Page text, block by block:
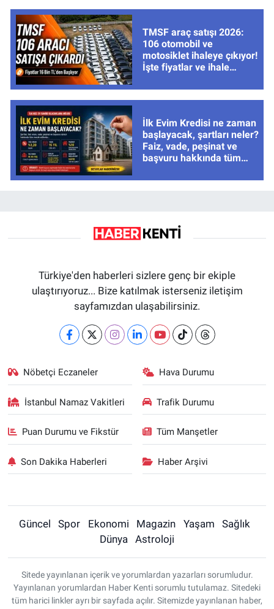
TMSF araç satışı 2026:
106 otomobil ve
motosiklet ihaleye çıkıyor!
İşte fiyatlar ve ihale
İlk Evim Kredisi ne zaman
başlayacak, şartları neler?
Faiz, vade, peşinat ve
başvuru hakkında tüm
Türkiye'den haberleri sizlere genç bir ekiple
ulaştırıyoruz... Bize katılmak isterseniz iletişim
sayfamızdan ulaşabilirsiniz.
Nöbetçi Eczaneler Hava Durumu
İstanbul Namaz Vakitleri Trafik Durumu
Puan Durumu ve Fikstür Tüm Manşetler
Son Dakika Haberleri Haber Arşivi
Güncel Spor Ekonomi Magazin Yaşam
Sağlık
Dünya
Astroloji
Sitede yayınlanan içerik ve yorumlardan yazarları sorumludur.
Yayınlanan yorumlardan Haber Kenti sorumlu tutulamaz. Sitedeki
tüm harici linkler ayrı bir sayfada açılır. Sitemizde yayınlanan haber,